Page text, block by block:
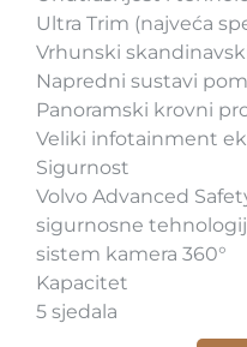
Ultra Trim (najveća
Vrhunski
Napredni sustavi
Panoramski krovni
Veliki infotainment
Sigurnost
Volvo Advanced
sigurnosne
sistem kamera 360°
Kapacitet
5 sjedala